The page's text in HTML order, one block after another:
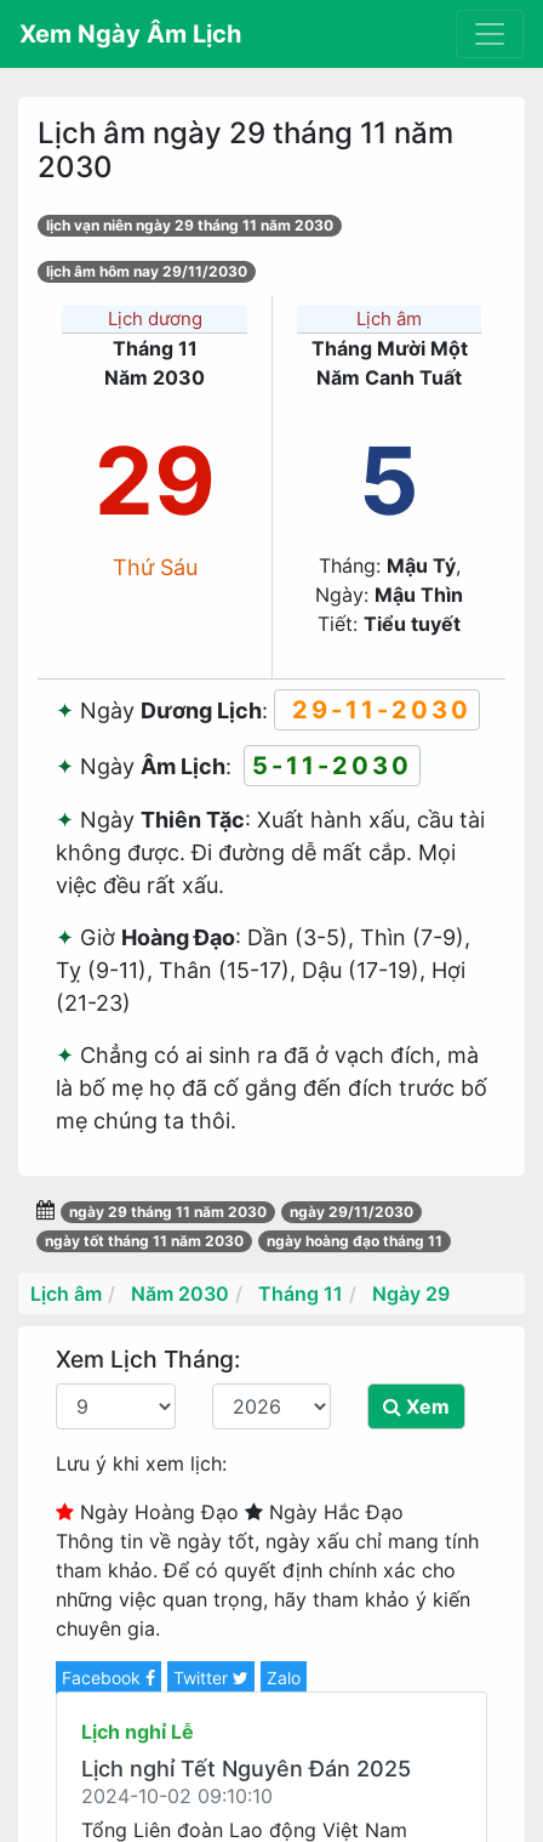
Xem Ngày Âm Lịch
Lịch âm ngày 29 tháng 11 năm
2030
lịch vạn niên ngày 29 tháng 11 năm 2030
lịch âm hôm nay 29/11/2030
Lịch dương
Tháng 11
Năm 2030
29
Thứ Sáu
Lịch âm
Tháng Mười Một
Năm Canh Tuất
5
Tháng: Mậu Tý,
Ngày: Mậu Thìn
Tiết: Tiểu tuyết
Ngày Dương Lịch: 29-11-2030
Ngày Âm Lịch: 5-11-2030
Ngày Thiên Tặc: Xuất hành xấu, cầu tài
không được. Đi đường dễ mất cắp. Mọi
việc đều rất xấu.
Giờ Hoàng Đạo: Dần (3-5), Thìn (7-9),
Tỵ (9-11), Thân (15-17), Dậu (17-19), Hợi
(21-23)
Chẳng có ai sinh ra đã ở vạch đích, mà
là bố mẹ họ đã cố gắng đến đích trước bố
mẹ chúng ta thôi.
ngày 29 tháng 11 năm 2030
ngày 29/11/2030
ngày tốt tháng 11 năm 2030
ngày hoàng đạo tháng 11
Lịch âm Năm 2030 Tháng 11 Ngày 29
Xem Lịch Tháng:
Xem
Lưu ý khi xem lịch:
Ngày Hoàng Đạo
Ngày Hắc Đạo
Thông tin về ngày tốt, ngày xấu chỉ mang tính
tham khảo. Để có quyết định chính xác cho
những việc quan trọng, hãy tham khảo ý kiến
chuyên gia.
Facebook Twitter Zalo
Lịch nghỉ Lễ
Lịch nghỉ Tết Nguyên Đán 2025
2024-10-02 09:10:10
Tổng Liên đoàn Lao động Việt Nam